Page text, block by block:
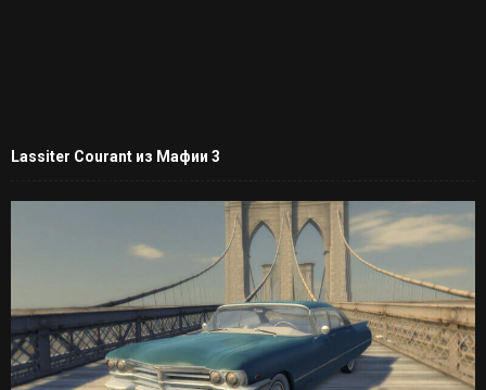
Lassiter Courant из Мафии 3